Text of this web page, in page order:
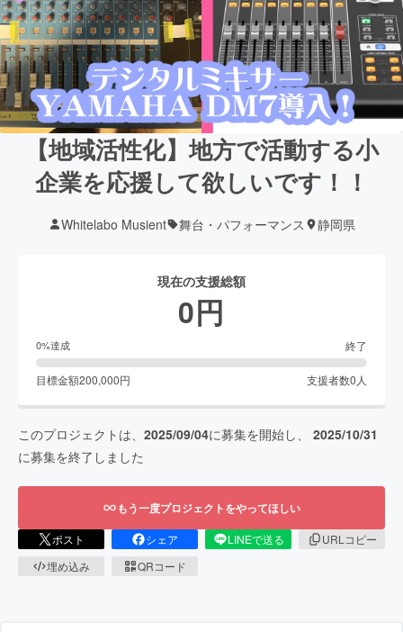
【地域活性化】地方で活動する小
企業を応援して欲しいです！！
Whitelabo Musient 舞台・パフォーマンス 静岡県
現在の支援総額
0円
0%達成 終了
目標金額200,000円 支援者数0 人
このプロジェクトは、 2025/09/04に募集を開始し、 2025/10/31
に募集を終了しました
もう一度プロジェクトをやってほしい
ポスト シェア LINEで送る
URLコピー
埋め込み
QRコード